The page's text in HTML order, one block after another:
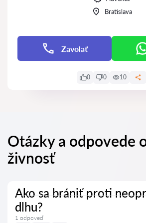
Bratislava
Zavolať
0 0 10
Otázky a odpovede
živnosť
Ako sa brániť proti
dlhu?
1 odpoveď